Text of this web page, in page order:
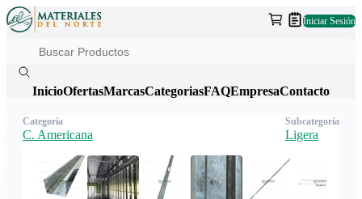
Iniciar Sesión
InicioOfertasMarcasCategoriasFAQEmpresaContacto
Categoría
C. Americana
Subcategoría
Ligera